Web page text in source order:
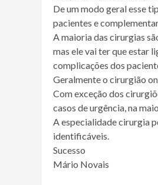
De um modo geral esse
pacientes e
A maioria das cirurgias
mas ele vai ter que estar
complicações dos
Geralmente o cirurgião
Com exceção dos
casos de urgência, na
A especialidade cirurgia
identificáveis.
Sucesso
Mário Novais